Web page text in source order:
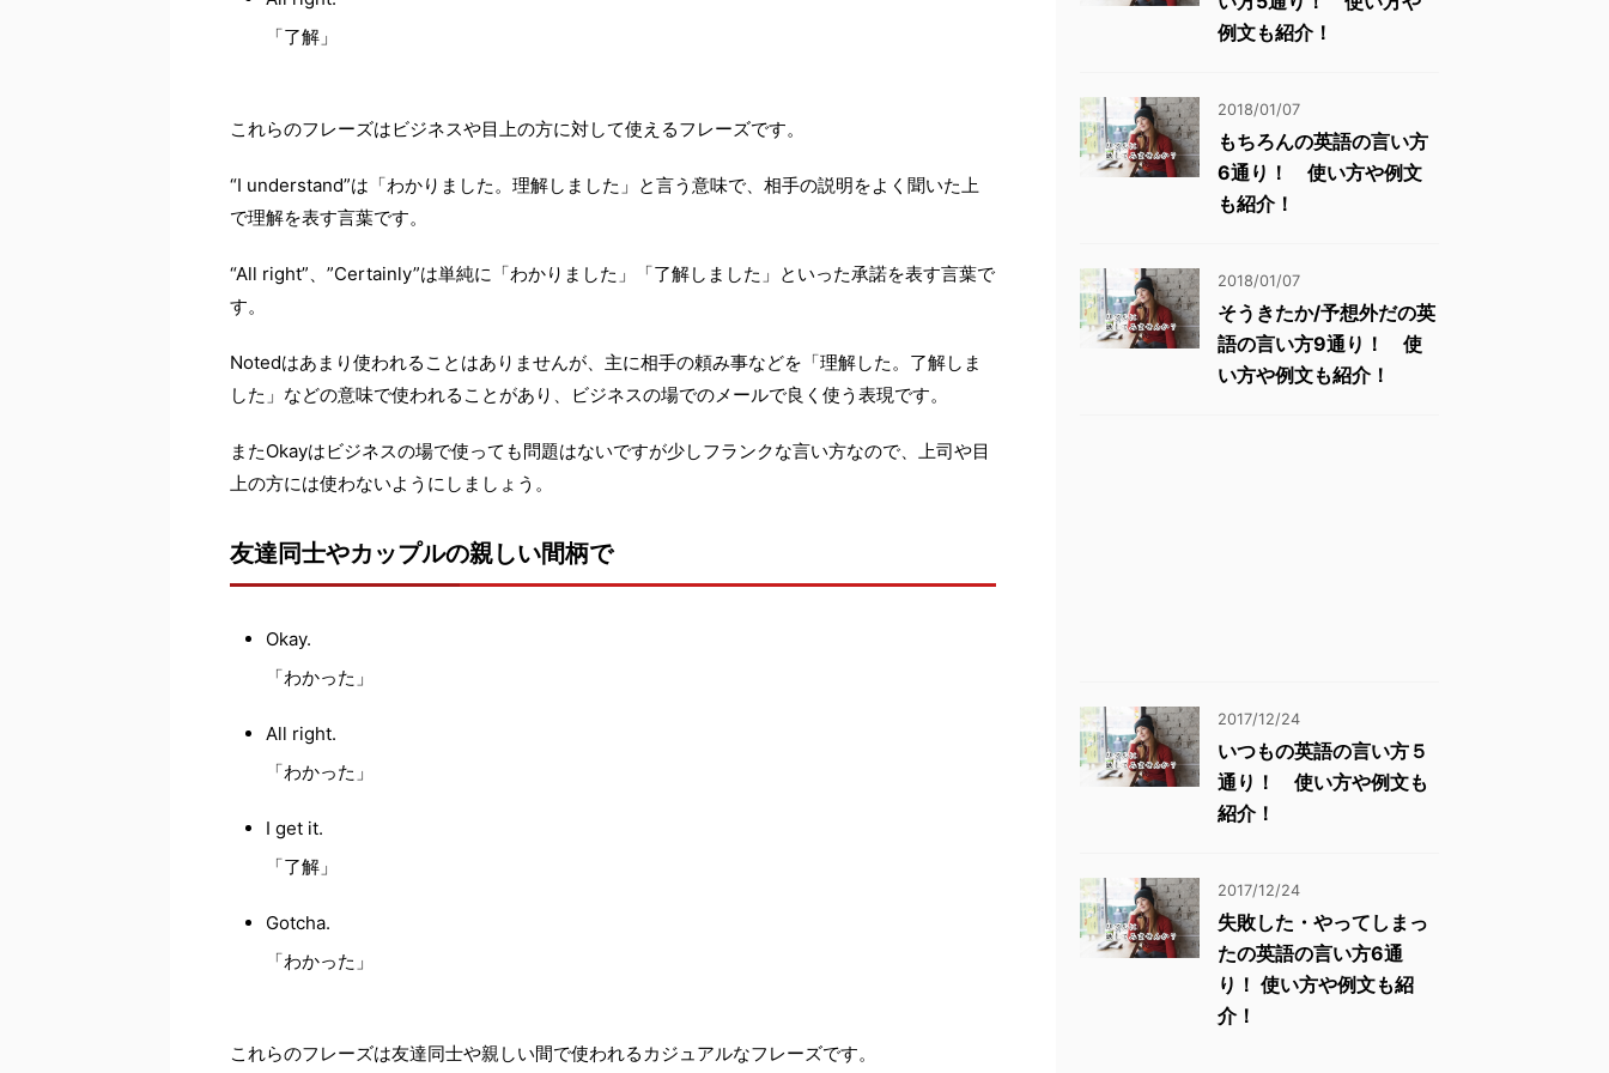
「了解」
これらのフレーズはビジネスや目上の方に対して使えるフレーズです。
“I understand”は「わかりました。理解しました」と言う意味で、相手の説明をよく聞いた上
で理解を表す言葉です。
“All right”、”Certainly”は単純に「わかりました」「了解しました」といった承諾を表す言葉で
す。
Notedはあまり使われることはありませんが、主に相手の頼み事などを「理解した。了解しま
した」などの意味で使われることがあり、ビジネスの場でのメールで良く使う表現です。
またOkayはビジネスの場で使っても問題はないですが少しフランクな言い方なので、上司や目
上の方には使わないようにしましょう。
友達同士やカップルの親しい間柄で
Okay.
「わかった」
All right.
「わかった」
I get it.
「了解」
Gotcha.
「わかった」
これらのフレーズは友達同士や親しい間で使われるカジュアルなフレーズです。
例文も紹介！
2018/01/07
もちろんの英語の言い方
6通り！ 使い方や例文
も紹介！
2018/01/07
そうきたか/予想外だの英
語の言い方9通り！ 使
い方や例文も紹介！
2017/12/24
いつもの英語の言い方５
通り！ 使い方や例文も
紹介！
2017/12/24
失敗した・やってしまっ
たの英語の言い方6通
り！ 使い方や例文も紹
介！